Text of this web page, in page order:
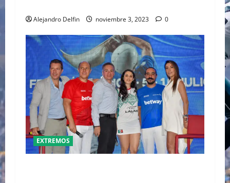
Alejandro Delfin noviembre 3, 2023 0
EXTREMOS